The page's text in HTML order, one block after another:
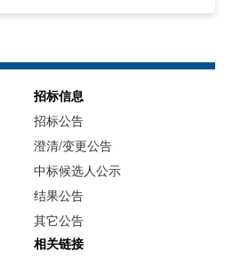
招标信息
招标公告
澄清/变更公告
中标候选人公示
结果公告
其它公告
相关链接